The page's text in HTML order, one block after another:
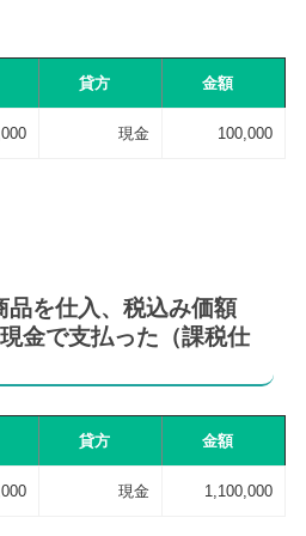
貸方 金額
現金 100,000
品を仕入、税込み価額
金で支払った（課税仕
貸方 金額
現金 1,100,000